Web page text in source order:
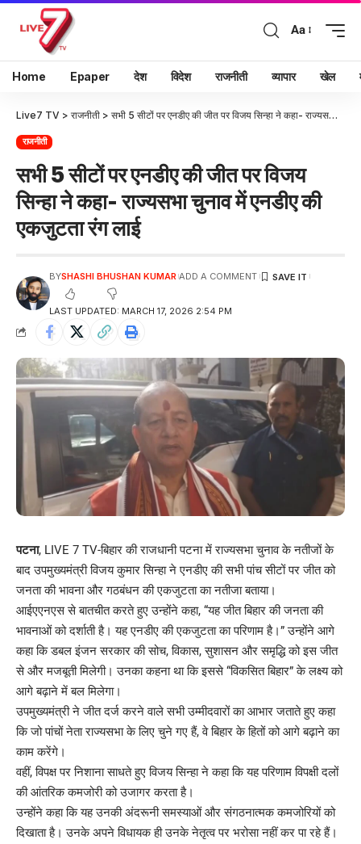
Aa
Home Epaper देश विदेश राजनीती व्यापार खेल
Live7 TV > राजनीती > सभी 5 सीटों पर एनडीए की जीत पर विजय सिन्हा ने कहा- राज्यसभा चुनाव में एनडीए की एकजुटता रंग लाई
राजनीती
सभी 5 सीटों पर एनडीए की जीत पर विजय
सिन्हा ने कहा- राज्यसभा चुनाव में एनडीए की
एकजुटता रंग लाई
LAST UPDATED: MARCH 17, 2026 2:54 PM
BYSHASHI BHUSHAN KUMAR ADD A COMMENT
पटना, LIVE 7 TV-बिहार की राजधानी पटना में राज्यसभा चुनाव के नतीजों के
बाद उपमुख्यमंत्री विजय कुमार सिन्हा ने एनडीए की सभी पांच सीटों पर जीत को
जनता की भावना और गठबंधन की एकजुटता का नतीजा बताया।
आईएएनएस से बातचीत करते हुए उन्होंने कहा, “यह जीत बिहार की जनता की
भावनाओं को दर्शाती है। यह एनडीए की एकजुटता का परिणाम है।” उन्होंने आगे
कहा कि डबल इंजन सरकार की सोच, विकास, सुशासन और समृद्धि को इस जीत
से और मजबूती मिलेगी। उनका कहना था कि इससे “विकसित बिहार” के लक्ष्य को
आगे बढ़ाने में बल मिलेगा।
उपमुख्यमंत्री ने जीत दर्ज करने वाले सभी उम्मीदवारों का आभार जताते हुए कहा
कि जो पांचों नेता राज्यसभा के लिए चुने गए हैं, वे बिहार के हितों को आगे बढ़ाने का
काम करेंगे।
वहीं, विपक्ष पर निशाना साधते हुए विजय सिन्हा ने कहा कि यह परिणाम विपक्षी दलों
की आंतरिक कमजोरी को उजागर करता है।
उन्होंने कहा कि यह उनकी अंदरूनी समस्याओं और संगठनात्मक कमजोरियों को
दिखाता है। उनके अपने विधायक ही उनके नेतृत्व पर भरोसा नहीं कर पा रहे हैं।